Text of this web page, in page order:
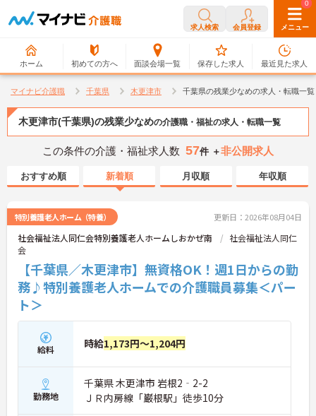
求人検索 会員登録 メニュー
ホーム 初めての方へ 面談会場一覧
0
保存した求人
0
最近見た求人
マイナビ介護職 千葉県 木更津市 千葉県の残業少なめの求人・転職一覧
木更津市(千葉県)の残業少なめの介護職・福祉の求人・転職一覧
この条件の介護・福祉求人数 57件 ＋非公開求人
おすすめ順 新着順 月収順 年収順
特別養護老人ホーム（特養） 更新日：2026年08月04日
社会福祉法人同仁会特別養護老人ホームしおかぜ南
社会福祉法人同仁
会
【千葉県／木更津市】無資格OK！週1日からの勤
務♪特別養護老人ホームでの介護職員募集＜パー
ト＞
給料 時給1,173円～1,204円
勤務地
千葉県 木更津市 岩根2‐2-2
ＪＲ内房線「巌根駅」徒歩10分